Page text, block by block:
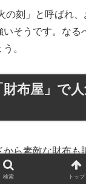
の刻」と呼ばれ
いそうです。なる
。
財布屋」で
から素敵な財布も
検索 トップ